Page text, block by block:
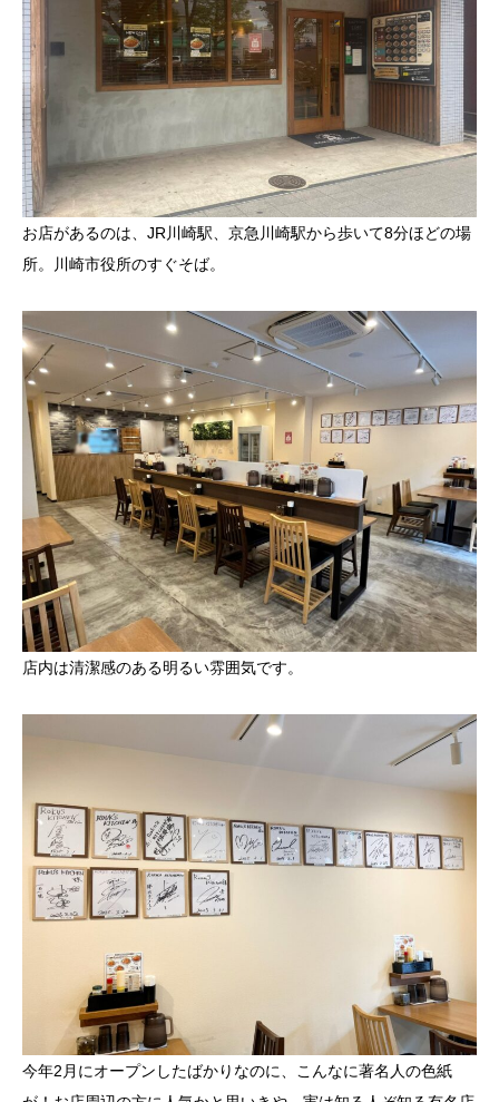
お店があるのは、JR川崎駅、京急川崎駅から歩いて8分ほどの場
所。川崎市役所のすぐそば。
店内は清潔感のある明るい雰囲気です。
今年2月にオープンしたばかりなのに、こんなに著名人の色紙